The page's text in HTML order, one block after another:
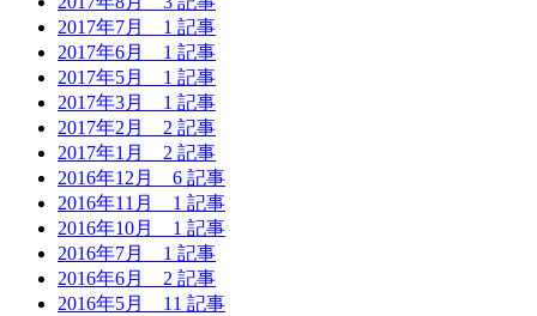
2017年7月 1 記事
2017年6月 1 記事
2017年5月 1 記事
2017年3月 1 記事
2017年2月 2 記事
2017年1月 2 記事
2016年12月 6 記事
2016年11月 1 記事
2016年10月 1 記事
2016年7月 1 記事
2016年6月 2 記事
2016年5月 11 記事